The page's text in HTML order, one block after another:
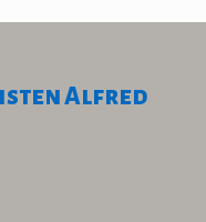
Alfred